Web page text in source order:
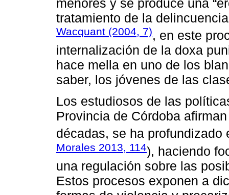
menores y se produce una
tratamiento de la
Wacquant (2004, 7), en este
internalización de la doxa
hace mella en uno de los
saber, los jóvenes de las
Los estudiosos de las
Provincia de Córdoba
décadas, se ha
Morales 2013, 114), haciendo
una regulación sobre las
Estos procesos exponen a